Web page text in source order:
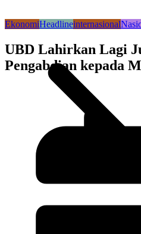
EkonomiHeadlineinternasional
UBD Lahirkan Lagi
Pengabdian kepada